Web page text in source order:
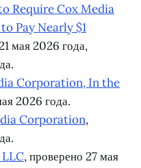
Require Cox Media
Pay Nearly $1
мая 2026 года,
Corporation, In the
2026 года.
Corporation,
, проверено 27 мая